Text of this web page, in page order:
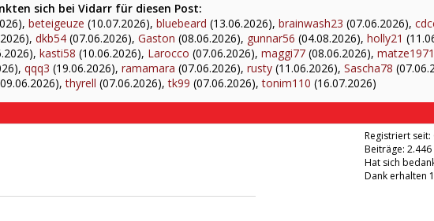
sich bei Vidarr für diesen Post:
beteigeuze (10.07.2026), bluebeard (13.06.2026), brainwash23 (07.06.2026),
dkb54 (07.06.2026), Gaston (08.06.2026), gunnar56 (04.08.2026), holly21
kasti58 (10.06.2026), Larocco (07.06.2026), maggi77 (08.06.2026), matze1971
qqq3 (19.06.2026), ramamara (07.06.2026), rusty (11.06.2026), Sascha78
thyrell (07.06.2026),tk99 (07.06.2026),tonim110 (16.07.2026)
Registriert seit:
Beiträge: 2.446
Hat sich
Dank erhalten